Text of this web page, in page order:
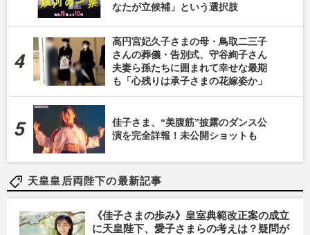
なたが立候補」という選択肢
高円宮妃久子さまの母・鳥取二三子
さんの葬儀・告別式、守谷絢子さん
夫妻ら孫たちに囲まれて幸せな最期
も「心残りは承子さまの花嫁姿か」
佳子さま、“美腹筋”披露のダンス公
演を完全詳報！未公開ショットも
天皇皇后両陛下の最新記事
《佳子さまの歩み》皇室典範改正案の成立
に天皇陛下、愛子さまらの考えは？疑問が